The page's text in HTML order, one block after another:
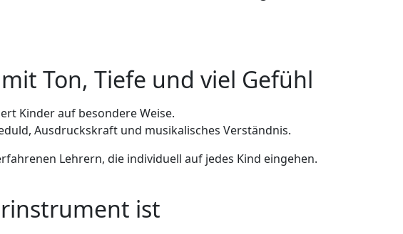
Ton, Tiefe und viel Gefühl
Kinder auf besondere Weise.
Ausdruckskraft und musikalisches Verständnis.
Lehrern, die individuell auf jedes Kind eingehen.
ist